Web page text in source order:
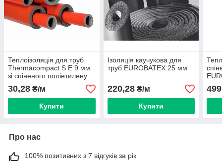
Теплоізоляція для труб
Thermacompact S Е 9 мм
зі спіненого поліетилену
30,28 ₴/м
Купити
Ізоляція каучукова для
труб EUROBATEX 25 мм
220,28₴/м
Купити
Про нас
100% позитивних з 7 відгуків за рік